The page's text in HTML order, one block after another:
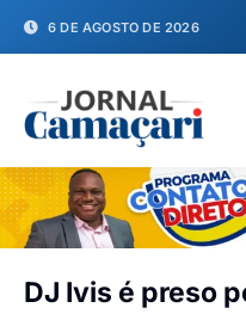
6 DE AGOSTO DE 2026
DJ Ivis é preso